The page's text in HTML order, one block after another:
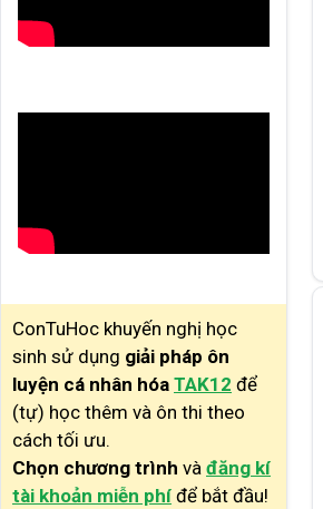
ConTuHoc khuyến nghị học
sinh sử dụng giải pháp ôn
luyện cá nhân hóa TAK12 để
(tự) học thêm và ôn thi theo
cách tối ưu.
Chọn chương trình và đăng kí
tài khoản miễn phí để bắt đầu!